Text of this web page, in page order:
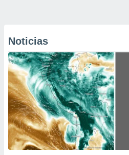
Noticias